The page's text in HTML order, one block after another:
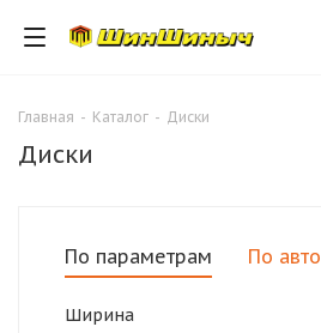
Главная - Каталог - Диски
Диски
По параметрам По авто
Ширина